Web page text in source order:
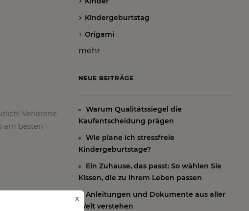
x
Verlorene
am besten
Kindergeburtstag
Origami
mehr
NEUE BEITRÄGE
Warum Qualitätssiegel die
Kaufentscheidung prägen
Wie plane ich stressfreie
Kindergeburtstage?
Ein Zuhause, das passt: So wählen Sie
Kissen, die zu Ihrem Leben passen
Anleitungen und Dokumente aus aller
Welt verstehen